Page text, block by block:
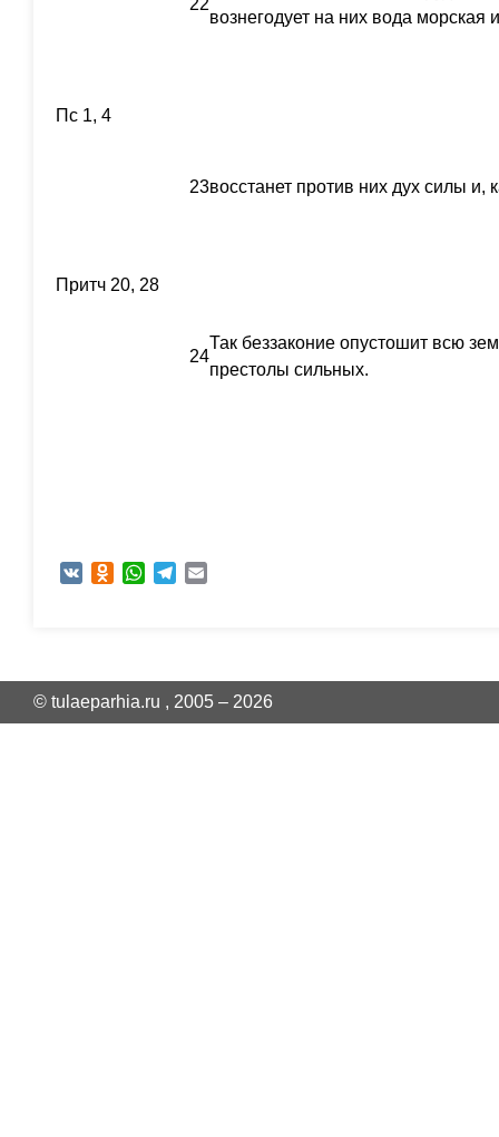
22
вознегодует на них вода морская
Пс 1, 4
23восстанет против них дух силы и,
Притч 20, 28
24
Так беззаконие опустошит всю
престолы сильных.
VK Odnoklassniki
WhatsAppTelegram
© tulaeparhia.ru , 2005 – 2026